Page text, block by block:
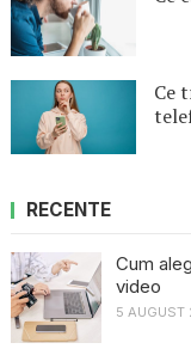
Ce
RECENTE
Cum
video
5 AUGUST